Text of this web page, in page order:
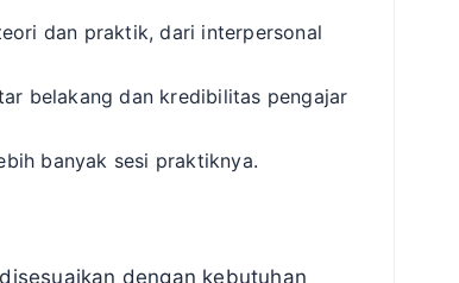
dan praktik, dari interpersonal
belakang dan kredibilitas pengajar
banyak sesi praktiknya.
dengan kebutuhan